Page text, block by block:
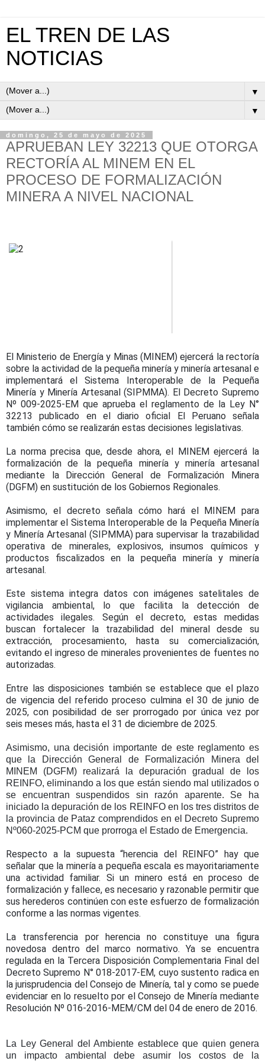
EL TREN DE LAS
NOTICIAS
▼
▼
domingo, 25 de mayo de 2025
APRUEBAN LEY 32213 QUE OTORGA
RECTORÍA AL MINEM EN EL
PROCESO DE FORMALIZACIÓN
MINERA A NIVEL NACIONAL
El Ministerio de Energía y Minas (MINEM) ejercerá la rectoría
sobre la actividad de la pequeña minería y minería artesanal e
implementará el Sistema Interoperable de la Pequeña
Minería y Minería Artesanal (SIPMMA). El Decreto Supremo
Nº 009-2025-EM que aprueba el reglamento de la Ley N°
32213 publicado en el diario oficial El Peruano señala
también cómo se realizarán estas decisiones legislativas.
La norma precisa que, desde ahora, el MINEM ejercerá la
formalización de la pequeña minería y minería artesanal
mediante la Dirección General de Formalización Minera
(DGFM) en sustitución de los Gobiernos Regionales.
Asimismo, el decreto señala cómo hará el MINEM para
implementar el Sistema Interoperable de la Pequeña Minería
y Minería Artesanal (SIPMMA) para supervisar la trazabilidad
operativa de minerales, explosivos, insumos químicos y
productos fiscalizados en la pequeña minería y minería
artesanal.
Este sistema integra datos con imágenes satelitales de
vigilancia ambiental, lo que facilita la detección de
actividades ilegales. Según el decreto, estas medidas
buscan fortalecer la trazabilidad del mineral desde su
extracción, procesamiento, hasta su comercialización,
evitando el ingreso de minerales provenientes de fuentes no
autorizadas.
Entre las disposiciones también se establece que el plazo
de vigencia del referido proceso culmina el 30 de junio de
2025, con posibilidad de ser prorrogado por única vez por
seis meses más, hasta el 31 de diciembre de 2025.
Asimismo, una decisión importante de este reglamento es
que la Dirección General de Formalización Minera del
MINEM (DGFM) realizará la depuración gradual de los
REINFO, eliminando a los que están siendo mal utilizados o
se encuentran suspendidos sin razón aparente. Se ha
iniciado la depuración de los REINFO en los tres distritos de
la provincia de Pataz comprendidos en el Decreto Supremo
Nº060-2025-PCM que prorroga el Estado de Emergencia.
Respecto a la supuesta “herencia del REINFO” hay que
señalar que la minería a pequeña escala es mayoritariamente
una actividad familiar. Si un minero está en proceso de
formalización y fallece, es necesario y razonable permitir que
sus herederos continúen con este esfuerzo de formalización
conforme a las normas vigentes.
La transferencia por herencia no constituye una figura
novedosa dentro del marco normativo. Ya se encuentra
regulada en la Tercera Disposición Complementaria Final del
Decreto Supremo N° 018-2017-EM, cuyo sustento radica en
la jurisprudencia del Consejo de Minería, tal y como se puede
evidenciar en lo resuelto por el Consejo de Minería mediante
Resolución Nº 016-2016-MEM/CM del 04 de enero de 2016.
La Ley General del Ambiente establece que quien genera
un impacto ambiental debe asumir los costos de la